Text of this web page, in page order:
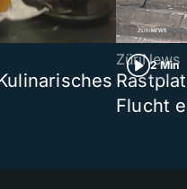
2 Min
ZüriNews
Flucht